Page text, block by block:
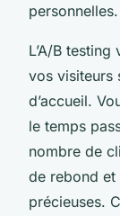
personnelles.
L’A/B
vos visiteurs
d’accueil.
le temps
nombre de
de rebond et
précieuses.